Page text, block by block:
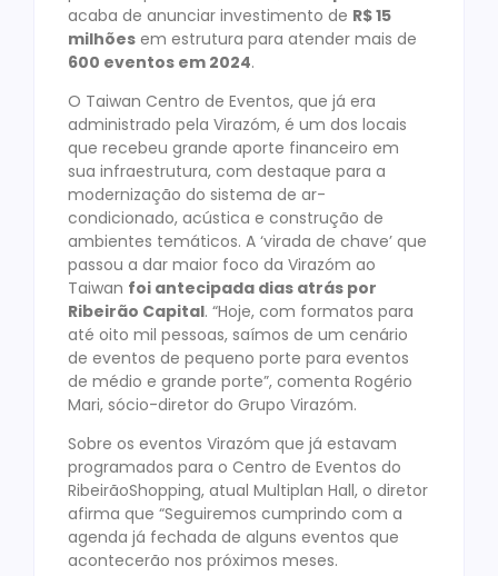
acaba de anunciar investimento de R$ 15
milhões em estrutura para atender mais de
600 eventos em 2024.
O Taiwan Centro de Eventos, que já era
administrado pela Virazóm, é um dos locais
que recebeu grande aporte financeiro em
sua infraestrutura, com destaque para a
modernização do sistema de ar-
condicionado, acústica e construção de
ambientes temáticos. A ‘virada de chave’ que
passou a dar maior foco da Virazóm ao
Taiwan foi antecipada dias atrás por
Ribeirão Capital. “Hoje, com formatos para
até oito mil pessoas, saímos de um cenário
de eventos de pequeno porte para eventos
de médio e grande porte”, comenta Rogério
Mari, sócio-diretor do Grupo Virazóm.
Sobre os eventos Virazóm que já estavam
programados para o Centro de Eventos do
RibeirãoShopping, atual Multiplan Hall, o diretor
afirma que “Seguiremos cumprindo com a
agenda já fechada de alguns eventos que
acontecerão nos próximos meses.